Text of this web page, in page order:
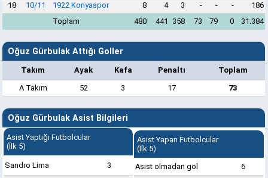
18
10/11 1922 Konyaspor 8 4 3 - - -
186
Toplam
480 441 358 73 79 0 31.384
Oğuz Gürbulak Attığı Goller
Takım Ayak Kafa Penaltı
Toplam
A Takım
52 3 17 73
Oğuz Gürbulak Asist Bilgileri
Asist Yaptığı Futbolcular
(İlk 5)
Sandro Lima 3
Asist Yapan Futbolcular
(İlk 5)
Asist olmadan gol
6